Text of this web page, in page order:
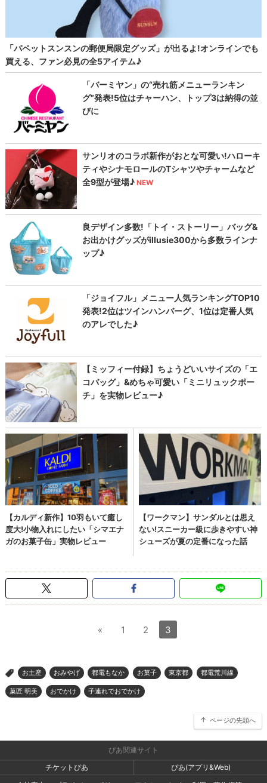
« 1 2 3
> お土産 おみやげ 都電もなか お菓子 東京都 都電荒川線
菓匠 明美 おでかけ 子連れでおでかけ
ページの先頭へ
ぴあ関連サイト
チケットぴあ
ぴあ(アプリ&Web)